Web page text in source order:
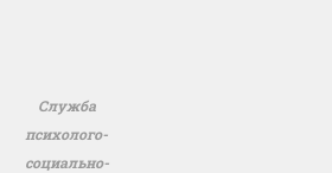
Служба
психолого-
социально-